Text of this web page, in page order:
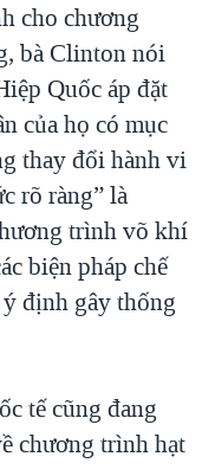
cho chương
bà Clinton nói
Quốc áp đặt
của họ có mục
thay đổi hành vi
rõ ràng” là
trình võ khí
biện pháp chế
định gây thống
tế cũng đang
chương trình hạt